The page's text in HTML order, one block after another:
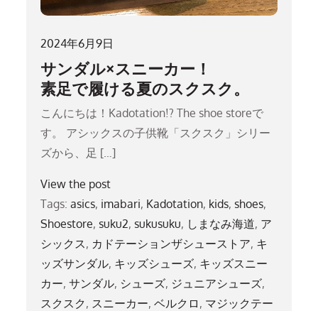
2024年6月9日
サンダル×スニーカー！
素足で履ける夏のスクスク。
こんにちは！Kadotation!? The shoe storeで
す。 アシックスの子供靴「スクスク」シリー
ズから、足 […]
View the post
Tags:asics, imabari, Kadotation, kids,shoes,
Shoestore,suku2,sukusuku, しまなみ海道, ア
シックス, カドテーションザシューストア, キ
ッズサンダル, キッズシューズ, キッズスニー
カー,サンダル, シューズ, ジュニアシューズ,
スクスク , スニーカー,ベルクロ , マジックテー